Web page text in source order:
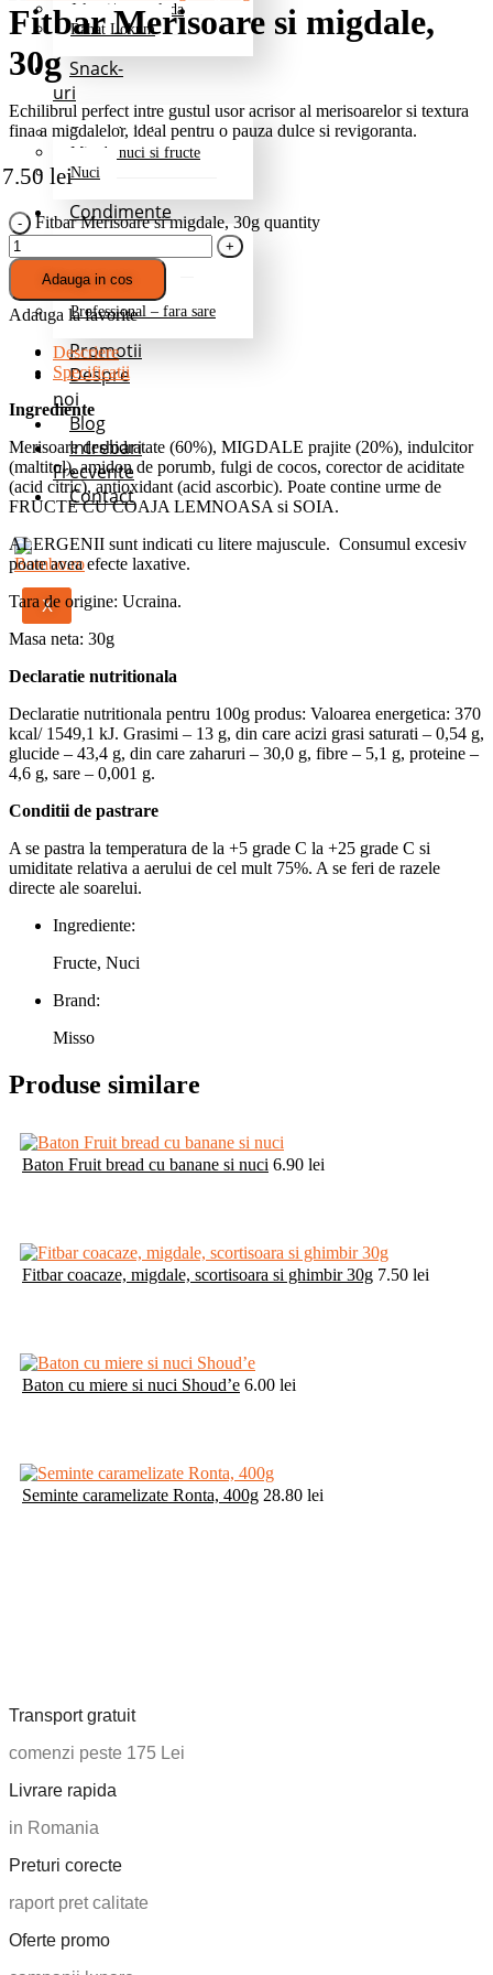
Jeleuri/marmelada
Rahat Lokum
Snack-
uri
Fructe deshidratate
Mix de nuci si fructe
Nuci
Condimente
Mixuri de baza
Pentru cartofi
Professional – fara sare
Promotii
Despre
noi
Blog
Intrebari
Frecvente
Contact
X
Fitbar Merisoare si migdale,
30g
Echilibrul perfect intre gustul usor acrisor al merisoarelor si textura
fina a migdalelor, ideal pentru o pauza dulce si revigoranta.
7.50 lei
Fitbar Merisoare si migdale, 30g quantity
Adauga in cos
Adauga la favorite
Descriere
Specificatii
Ingrediente
Merisoare deshidratate (60%), MIGDALE prajite (20%), indulcitor
(maltitol), amidon de porumb, fulgi de cocos, corector de aciditate
(acid citric), antioxidant (acid ascorbic). Poate contine urme de
FRUCTE CU COAJA LEMNOASA si SOIA.
ALERGENII sunt indicati cu litere majuscule. Consumul excesiv
poate avea efecte laxative.
Tara de origine: Ucraina.
Masa neta: 30g
Declaratie nutritionala
Declaratie nutritionala pentru 100g produs: Valoarea energetica: 370
kcal/ 1549,1 kJ. Grasimi – 13 g, din care acizi grasi saturati – 0,54 g,
glucide – 43,4 g, din care zaharuri – 30,0 g, fibre – 5,1 g, proteine –
4,6 g, sare – 0,001 g.
Conditii de pastrare
A se pastra la temperatura de la +5 grade C la +25 grade C si
umiditate relativa a aerului de cel mult 75%. A se feri de razele
directe ale soarelui.
Ingrediente:
Fructe, Nuci
Brand:
Misso
Produse similare
Baton Fruit bread cu banane si nuci 6.90 lei
Fitbar coacaze, migdale, scortisoara si ghimbir 30g 7.50 lei
Baton cu miere si nuci Shoud’e 6.00 lei
Seminte caramelizate Ronta, 400g 28.80 lei
Transport gratuit
comenzi peste 175 Lei
Livrare rapida
in Romania
Preturi corecte
raport pret calitate
Oferte promo